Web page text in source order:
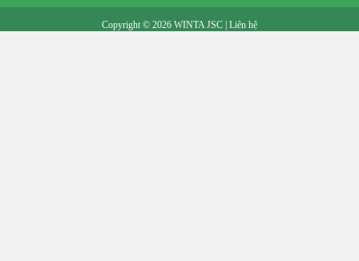
Copyright © 2026 WINTA JSC | Liên hệ